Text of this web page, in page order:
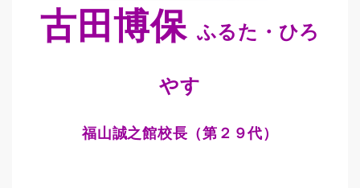
古田博保 ふるた・ひろ
やす
福山誠之館校長（第２９代）